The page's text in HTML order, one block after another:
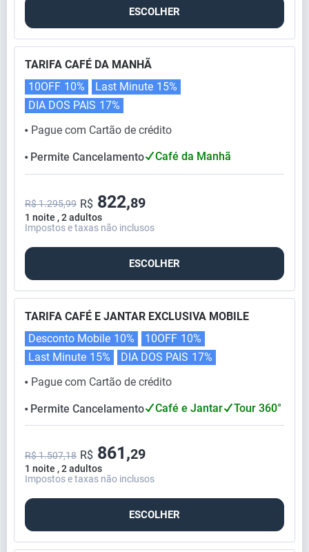
ESCOLHER
TARIFA CAFÉ DA MANHÃ
⬤ Pague com Cartão de crédito
10OFF 10% Last Minute 15%
DIA DOS PAIS 17%
⬤ Permite Cancelamento Café da Manhã
1 noite , 2 adultos
R$ 1.295,99 R$ 822,89
Impostos e taxas não inclusos
ESCOLHER
TARIFA CAFÉ E JANTAR EXCLUSIVA MOBILE
⬤ Pague com Cartão de crédito
Desconto Mobile 10% 10OFF 10%
Last Minute 15% DIA DOS PAIS 17%
⬤ Permite Cancelamento Café e Jantar Tour 360°
1 noite , 2 adultos
R$ 1.507,18 R$ 861,29
Impostos e taxas não inclusos
ESCOLHER